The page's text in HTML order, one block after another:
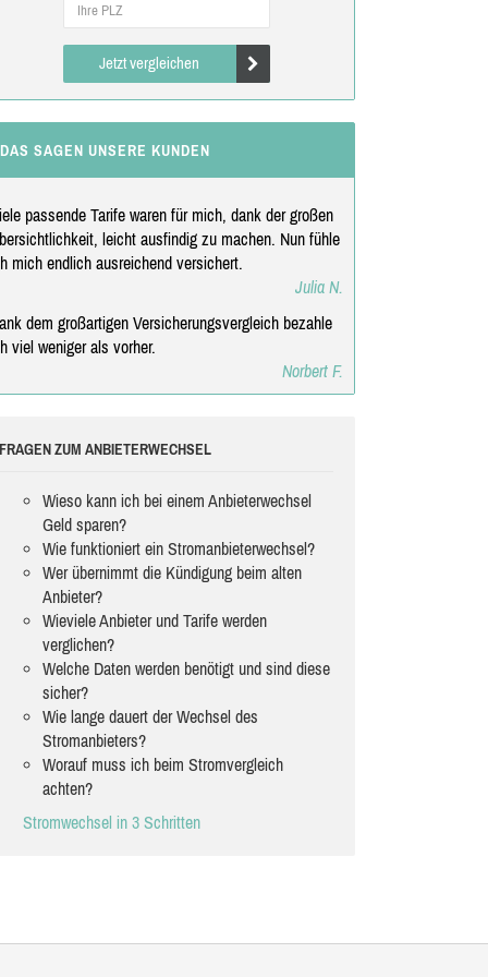
Jetzt vergleichen
DAS SAGEN UNSERE KUNDEN
passende Tarife waren für mich, dank der großen
leicht ausfindig zu machen. Nun fühle
mich endlich ausreichend versichert.
Julia N.
dem großartigen Versicherungsvergleich bezahle
viel weniger als vorher.
Norbert F.
FRAGEN ZUM ANBIETERWECHSEL
Wieso kann ich bei einem Anbieterwechsel
Geld sparen?
Wie funktioniert ein Stromanbieterwechsel?
Wer übernimmt die Kündigung beim alten
Anbieter?
Wieviele Anbieter und Tarife werden
verglichen?
Welche Daten werden benötigt und sind diese
sicher?
Wie lange dauert der Wechsel des
Stromanbieters?
Worauf muss ich beim Stromvergleich
achten?
Stromwechsel in 3 Schritten